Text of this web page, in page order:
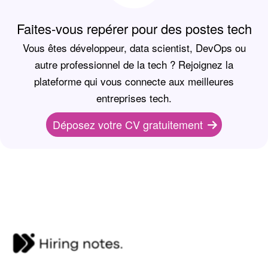
Faites-vous repérer pour des postes tech
Vous êtes développeur, data scientist, DevOps ou
autre professionnel de la tech ? Rejoignez la
plateforme qui vous connecte aux meilleures
entreprises tech.
Déposez votre CV gratuitement